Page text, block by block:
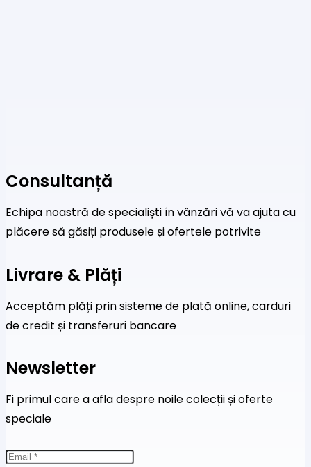
Consultanță
Echipa noastră de specialiști în vânzări vă va ajuta cu
plăcere să găsiți produsele și ofertele potrivite
Livrare & Plăți
Acceptăm plăți prin sisteme de plată online, carduri
de credit și transferuri bancare
Newsletter
Fi primul care a afla despre noile colecții și oferte
speciale